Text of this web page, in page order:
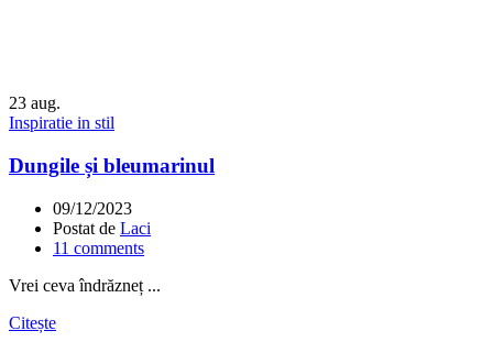
23 aug.
Inspiratie in stil
Dungile și bleumarinul
09/12/2023
Postat de Laci
11 comments
Vrei ceva îndrăzneț ...
Citește